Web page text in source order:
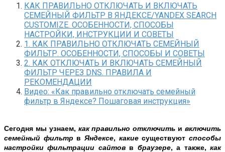
КАК ПРАВИЛЬНО ОТКЛЮЧАТЬ И ВКЛЮЧАТЬ
СЕМЕЙНЫЙ ФИЛЬТР В ЯНДЕКСЕ/YANDEX SEARCH
CUSTOMIZE. ОСОБЕННОСТИ, СПОСОБЫ
НАСТРОЙКИ, ИНСТРУКЦИИ И СОВЕТЫ
1. КАК ПРАВИЛЬНО ОТКЛЮЧАТЬ СЕМЕЙНЫЙ
ФИЛЬТР. ОСОБЕННОСТИ, СПОСОБЫ И СОВЕТЫ
2. КАК ОТКЛЮЧАТЬ И ВКЛЮЧАТЬ СЕМЕЙНЫЙ
ФИЛЬТР ЧЕРЕЗ DNS. ПРАВИЛА И
РЕКОМЕНДАЦИИ
Видео: «Как правильно отключать семейный
фильтр в Яндексе? Пошаговая инструкция»
Сегодня мы узнаем, как правильно отключить и включить
семейный фильтр вЯндексе, какиесуществуютспособы
настройки фильтрации сайтовв браузере, а также,как